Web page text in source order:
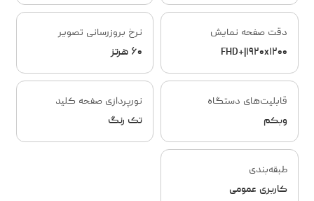
دقت صفحه نمایش
FHD+|۱۹۲۰x۱۲۰۰
نرخ بروزرسانی تصویر
۶۰ هرتز
قابلیت‌های دستگاه
وبکم
نورپردازی صفحه کلید
تک رنگ
طبقه‌بندی
کاربری عمومی